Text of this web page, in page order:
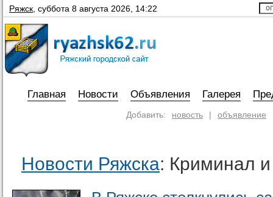
Ряжск суббота 8 августа 2026, 14:22
Главная Новости Объявления Галерея
Добавить: новость | объявление
Новости Ряжска: Криминал